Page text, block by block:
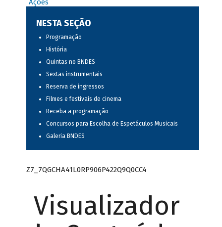
Ações
NESTA SEÇÃO
Programação
História
Quintas no BNDES
Sextas instrumentais
Reserva de ingressos
Filmes e festivais de cinema
Receba a programação
Concursos para Escolha de Espetáculos Musicais
Galeria BNDES
Z7_7QGCHA41L0RP906P422Q9Q0CC4
Visualizador